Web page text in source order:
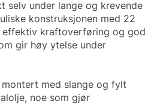
selv under lange og krevende
konstruksjonen med 22
effektiv kraftoverføring og god
gir høy ytelse under
med slange og fylt
noe som gjør